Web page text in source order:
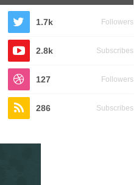
1.7k Followers
2.8k Subscribes
127 Followers
286 Subscribes